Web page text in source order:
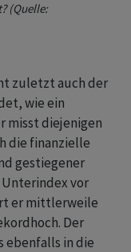
(Quelle:
zuletzt auch der
wie ein
misst diejenigen
die finanzielle
gestiegener
vor
er mittlerweile
Der
ebenfalls in die